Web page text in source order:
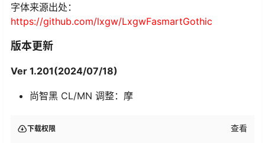
字体来源出处：
https://github.com/lxgw/LxgwFasmartGothic
版本更新
Ver 1.201(2024/07/18)
尚智黑 CL/MN 调整：摩
下载权限 查看